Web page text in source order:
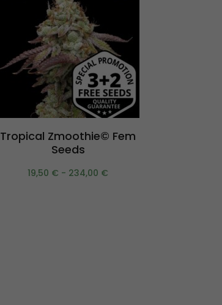
Scegli
Tropical Zmoothie© Fem
Seeds
19,50 € - 234,00 €